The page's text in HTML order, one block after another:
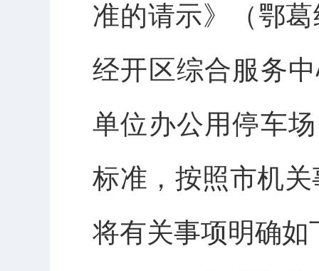
准的请示》（鄂
经开区综合服务
单位办公用停车
标准，按照市机
将有关事项明确如